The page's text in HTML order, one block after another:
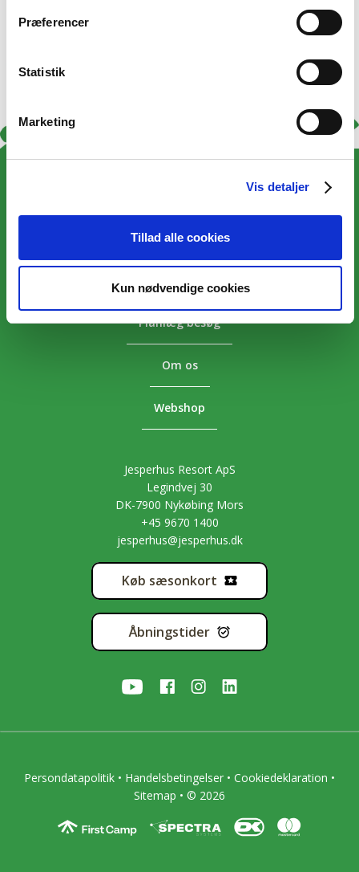
Præferencer
Statistik
Marketing
Vis detaljer
Tillad alle cookies
Kun nødvendige cookies
Aktiviteter
Priser
Planlæg besøg
Om os
Webshop
Jesperhus Resort ApS
Legindvej 30
DK-7900 Nykøbing Mors
+45 9670 1400
jesperhus@jesperhus.dk
Køb sæsonkort
Åbningstider
Persondatapolitik • Handelsbetingelser • Cookiedeklaration •
Sitemap • © 2026